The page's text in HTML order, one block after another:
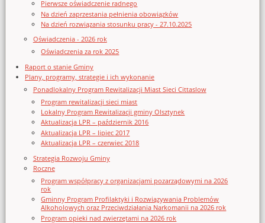
Pierwsze oświadczenie radnego
Na dzień zaprzestania pełnienia obowiązków
Na dzień rozwiązania stosunku pracy - 27.10.2025
Oświadczenia - 2026 rok
Oświadczenia za rok 2025
Raport o stanie Gminy
Plany, programy, strategie i ich wykonanie
Ponadlokalny Program Rewitalizacji Miast Sieci Cittaslow
Program rewitalizacji sieci miast
Lokalny Program Rewitalizacji gminy Olsztynek
Aktualizacja LPR – październik 2016
Aktualizacja LPR – lipiec 2017
Aktualizacja LPR – czerwiec 2018
Strategia Rozwoju Gminy
Roczne
Program współpracy z organizacjami pozarządowymi na 2026
rok
Gminny Program Profilaktyki i Rozwiązywania Problemów
Alkoholowych oraz Przeciwdziałania Narkomanii na 2026 rok
Program opieki nad zwierzętami na 2026 rok